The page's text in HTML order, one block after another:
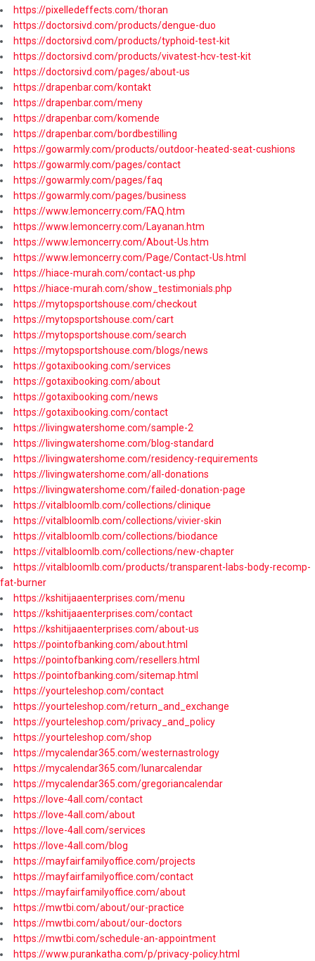
https://pixelledeffects.com/thoran
https://doctorsivd.com/products/dengue-duo
https://doctorsivd.com/products/typhoid-test-kit
https://doctorsivd.com/products/vivatest-hcv-test-kit
https://doctorsivd.com/pages/about-us
https://drapenbar.com/kontakt
https://drapenbar.com/meny
https://drapenbar.com/komende
https://drapenbar.com/bordbestilling
https://gowarmly.com/products/outdoor-heated-seat-cushions
https://gowarmly.com/pages/contact
https://gowarmly.com/pages/faq
https://gowarmly.com/pages/business
https://www.lemoncerry.com/FAQ.htm
https://www.lemoncerry.com/Layanan.htm
https://www.lemoncerry.com/About-Us.htm
https://www.lemoncerry.com/Page/Contact-Us.html
https://hiace-murah.com/contact-us.php
https://hiace-murah.com/show_testimonials.php
https://mytopsportshouse.com/checkout
https://mytopsportshouse.com/cart
https://mytopsportshouse.com/search
https://mytopsportshouse.com/blogs/news
https://gotaxibooking.com/services
https://gotaxibooking.com/about
https://gotaxibooking.com/news
https://gotaxibooking.com/contact
https://livingwatershome.com/sample-2
https://livingwatershome.com/blog-standard
https://livingwatershome.com/residency-requirements
https://livingwatershome.com/all-donations
https://livingwatershome.com/failed-donation-page
https://vitalbloomlb.com/collections/clinique
https://vitalbloomlb.com/collections/vivier-skin
https://vitalbloomlb.com/collections/biodance
https://vitalbloomlb.com/collections/new-chapter
https://vitalbloomlb.com/products/transparent-labs-body-recomp-
fat-burner
https://kshitijaaenterprises.com/menu
https://kshitijaaenterprises.com/contact
https://kshitijaaenterprises.com/about-us
https://pointofbanking.com/about.html
https://pointofbanking.com/resellers.html
https://pointofbanking.com/sitemap.html
https://yourteleshop.com/contact
https://yourteleshop.com/return_and_exchange
https://yourteleshop.com/privacy_and_policy
https://yourteleshop.com/shop
https://mycalendar365.com/westernastrology
https://mycalendar365.com/lunarcalendar
https://mycalendar365.com/gregoriancalendar
https://love-4all.com/contact
https://love-4all.com/about
https://love-4all.com/services
https://love-4all.com/blog
https://mayfairfamilyoffice.com/projects
https://mayfairfamilyoffice.com/contact
https://mayfairfamilyoffice.com/about
https://mwtbi.com/about/our-practice
https://mwtbi.com/about/our-doctors
https://mwtbi.com/schedule-an-appointment
https://www.purankatha.com/p/privacy-policy.html